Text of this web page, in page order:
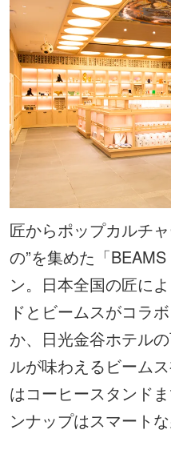
匠からポップカルチ
の”を集めた「
ン。日本全国の匠に
ドとビームスがコラ
か、日光金谷ホテル
ルが味わえるビーム
はコーヒースタンド
ンナップはスマートな